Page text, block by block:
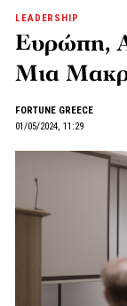
LEADERSHIP
Ευρώπη,
Μια
FORTUNE GREECE
01/05/2024, 11:29